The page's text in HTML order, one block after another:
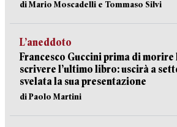
di Mario Moscadelli e Tommaso Silvi
L’aneddoto
Francesco Guccini prima di
scrivere l’ultimo libro: uscirà a
svelata la sua presentazione
di Paolo Martini